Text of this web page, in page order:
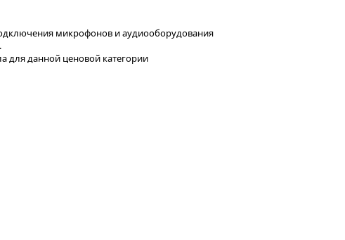
микрофонов и аудиооборудования
для данной ценовой категории